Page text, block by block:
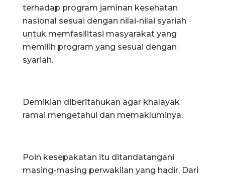
terhadap program jaminan kesehatan
nasional sesuai dengan nilai-nilai syariah
untuk memfasilitasi masyarakat yang
memilih program yang sesuai dengan
syariah.
Demikian diberitahukan agar khalayak
ramai mengetahui dan memakluminya.
Poin kesepakatan itu ditandatangani
masing-masing perwakilan yang hadir. Dari